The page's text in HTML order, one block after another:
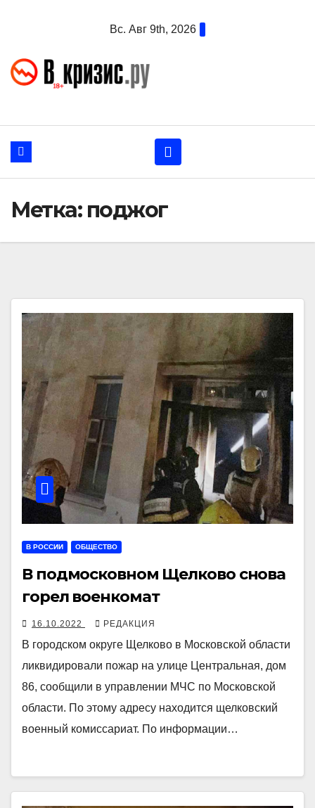
Вс. Авг 9th, 2026
Метка: поджог
В РОССИИ ОБЩЕСТВО
В подмосковном Щелково снова
горел военкомат
16.10.2022 РЕДАКЦИЯ
В городском округе Щелково в Московской области
ликвидировали пожар на улице Центральная, дом
86, сообщили в управлении МЧС по Московской
области. По этому адресу находится щелковский
военный комиссариат. По информации…